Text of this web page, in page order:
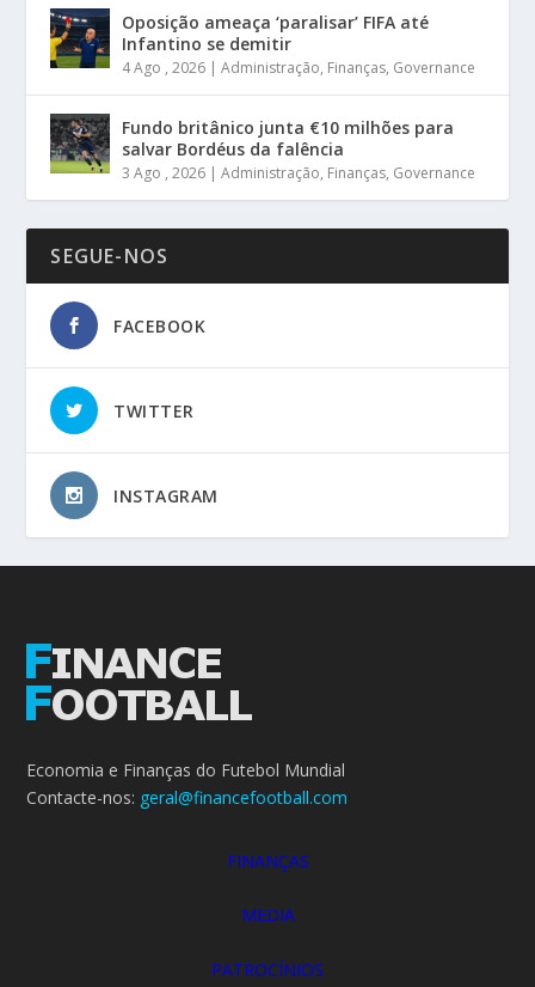
Oposição ameaça ‘paralisar’ FIFA até
Infantino se demitir
4 Ago , 2026 |Administração, Finanças, Governance
Fundo britânico junta €10 milhões para
salvar Bordéus da falência
3 Ago , 2026 |Administração, Finanças, Governance
SEGUE-NOS
FACEBOOK
TWITTER
INSTAGRAM
Economia e Finanças do Futebol Mundial
Contacte-nos: geral@financefootball.com
FINANÇAS
MEDIA
PATROCÍNIOS